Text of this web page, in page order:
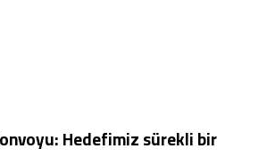
Hedefimiz sürekli bir